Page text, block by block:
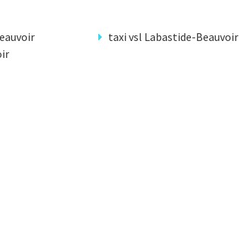
taxi vsl Labastide-Beauvoir